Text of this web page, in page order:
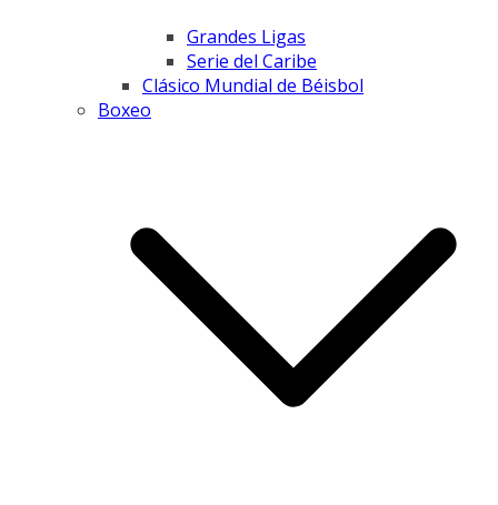
Grandes Ligas
Serie del Caribe
Clásico Mundial de Béisbol
Boxeo